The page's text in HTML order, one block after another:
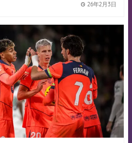
26年2月3日
FCB Barcelona badge